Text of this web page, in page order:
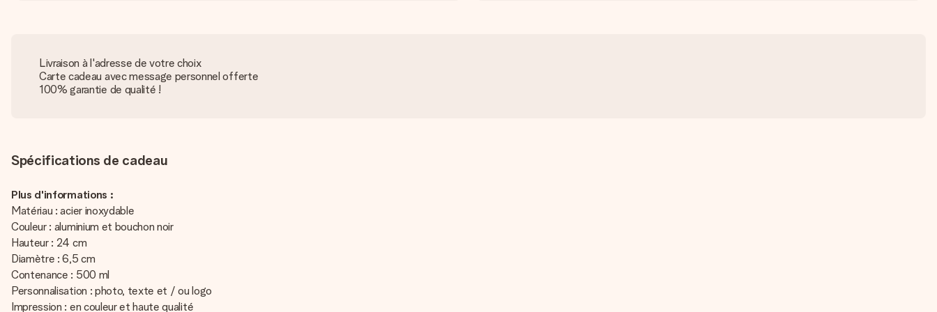
Livraison à l'adresse de votre choix
Carte cadeau avec message personnel offerte
100% garantie de qualité !
Spécifications de cadeau
Plus d'informations :
Matériau : acier inoxydable
Couleur : aluminium et bouchon noir
Hauteur : 24 cm
Diamètre : 6,5 cm
Contenance : 500 ml
Personnalisation : photo, texte et / ou logo
Impression : en couleur et haute qualité